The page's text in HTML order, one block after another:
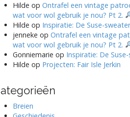
Hilde op Ontrafel een vintage
wat voor wol gebruik je nou? Pt 2.
Hilde op Inspiratie: De Suse-sweater
jenneke op Ontrafel een vintage
wat voor wol gebruik je nou? Pt 2.
Gonniemarie op Inspiratie: De
Hilde op Projecten: Fair Isle Jerkin
Breien